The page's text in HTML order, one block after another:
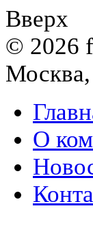
Вверх
© 2026
О